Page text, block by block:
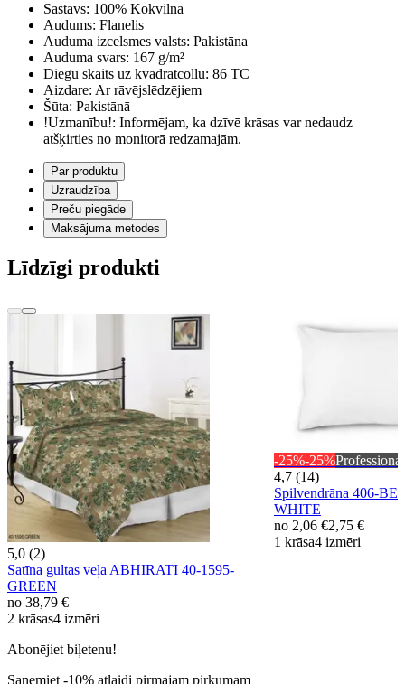
Sastāvs: 100% Kokvilna
Audums: Flanelis
Auduma izcelsmes valsts: Pakistāna
Auduma svars: 167 g/m²
Diegu skaits uz kvadrātcollu: 86 TC
Aizdare: Ar rāvējslēdzējiem
Šūta: Pakistānā
!Uzmanību!: Informējam, ka dzīvē krāsas var nedaudz
atšķirties no monitorā redzamajām.
Par produktu
Uzraudzība
Preču piegāde
Maksājuma metodes
Līdzīgi produkti
5,0 (2)
Satīna gultas veļa ABHIRATI 40-1595-
GREEN
no 38,79 €
2 krāsas4 izmēri
-25%-25%Professional
4,7 (14)
Spilvendrāna 406-
WHITE
no 2,06 €2,75 €
1 krāsa4 izmēri
Abonējiet biļetenu!
Saņemiet -10% atlaidi pirmajam pirkumam